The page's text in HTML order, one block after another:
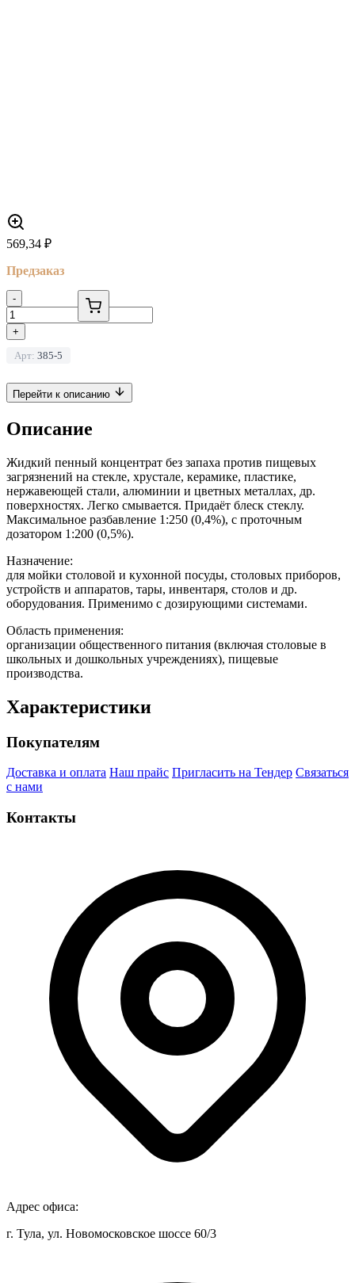
569,34 ₽
Предзаказ
-
+
Арт: 385-5
Перейти к описанию
Описание
Жидкий пенный концентрат без запаха против пищевых
загрязнений на стекле, хрустале, керамике, пластике,
нержавеющей стали, алюминии и цветных металлах, др.
поверхностях. Легко смывается. Придаёт блеск стеклу.
Максимальное разбавление 1:250 (0,4%), с проточным
дозатором 1:200 (0,5%).
Назначение:
для мойки столовой и кухонной посуды, столовых приборов,
устройств и аппаратов, тары, инвентаря, столов и др.
оборудования. Применимо с дозирующими системами.
Область применения:
организации общественного питания (включая столовые в
школьных и дошкольных учреждениях), пищевые
производства.
Характеристики
Покупателям
Доставка и оплата Наш прайс Пригласить на Тендер Связаться
с нами
Контакты
Адрес офиса:
г. Тула, ул. Новомосковское шоссе 60/3